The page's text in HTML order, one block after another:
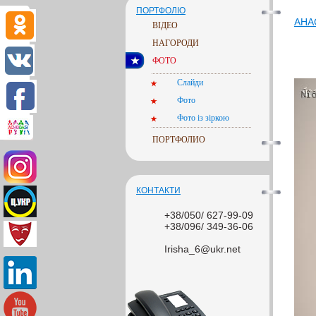
ПОРТФОЛІО
ВІДЕО
НАГОРОДИ
ФОТО
Слайди
Фото
Фото із зіркою
ПОРТФОЛИО
КОНТАКТИ
+38/050/ 627-99-09
+38/096/ 349-36-06
Irisha_6@ukr.net